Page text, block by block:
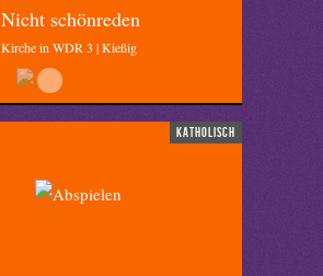
Nicht schönreden
Kirche in WDR 3 | Kießig
katholisch